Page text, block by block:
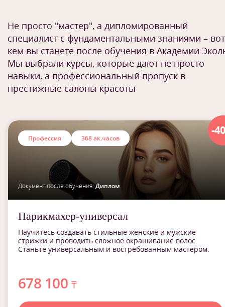
Не просто "мастер", а дипломированный
специалист с фундаментальными знаниями – вот
кем вы станете после обучения в Академии
Мы выбрали курсы, которые дают не просто
навыки, а профессиональный пропуск в
престижные салоны красоты
-
Профессия 368 ак.часов
Документ после обучения:Диплом
Парикмахер-универсал
Научитесь создавать стильные женские и мужские
стрижки и проводить сложное окрашивание волос.
Станьте универсальным и востребованным мастером.
678 100 ₸